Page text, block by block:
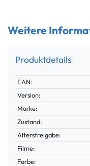
Weitere
Produktdetails
Technisches
Merkmal
Wert
EAN:
Version:
Marke:
Zustand:
Altersfreigabe:
Filme:
Farbe: